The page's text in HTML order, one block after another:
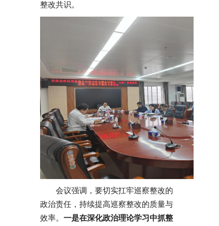
整改共识。
会议强调，要切实扛牢巡察整改的
政治责任，持续提高巡察整改的质量与
效率。一是在深化政治理论学习中抓整